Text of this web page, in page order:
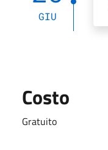
GIU
Costo
Gratuito